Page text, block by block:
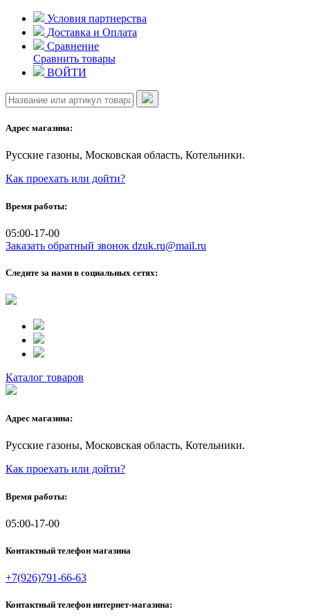
Skip
content
Условия партнерства
Доставка и Оплата
Сравнение
Сравнить товары
ВОЙТИ
Адрес магазина:
Русские газоны, Московская область, Котельники.
Как проехать или дойти?
Время работы:
05:00-17-00
Заказать обратный звонок dzuk.ru@mail.ru
Следите за нами в социальных сетях:
Каталог товаров
Адрес магазина:
Русские газоны, Московская область, Котельники.
Как проехать или дойти?
Время работы:
05:00-17-00
Контактный телефон магазина
+7(926)791-66-63
Контактный телефон интернет-магазина: